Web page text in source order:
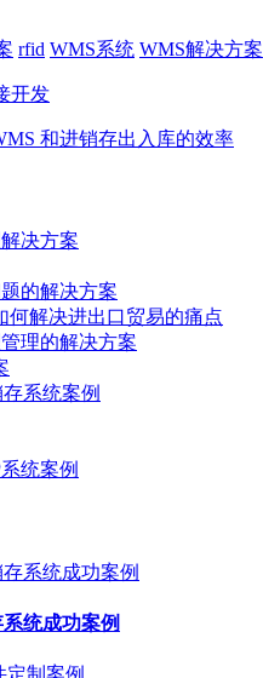
rfid WMS系统 WMS解决方案
开发
和进销存出入库的效率
决方案
的解决方案
何解决进出口贸易的痛点
理的解决方案
系统案例
统案例
统成功案例